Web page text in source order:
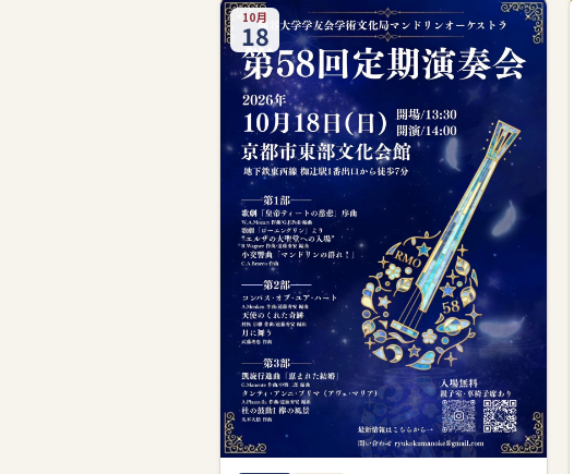
10月
18